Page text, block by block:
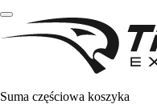
Suma częściowa koszyka